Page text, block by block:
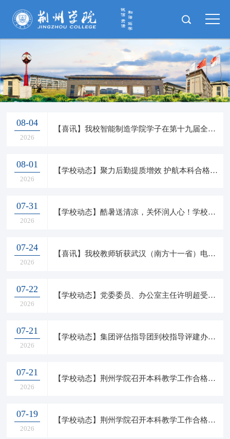
08-04
2026
【喜讯】我校智能制造学院学子在第十九届全国大学生先进成图大赛斩获佳绩！
08-01
2026
【学校动态】聚力后勤提质增效 护航本科合格评估 —— 集团后勤保障评估经验交流会在我校顺利举办
07-31
2026
【学校动态】酷暑送清凉，关怀润人心！学校领导走访慰问暑期在岗教职工
07-24
2026
【喜讯】我校教师斩获武汉（南方十一省）电工理论学会教学竞赛决赛特等奖
07-22
2026
【学校动态】党委委员、办公室主任许明超受邀为公安县委党校开展专题宣讲
07-21
2026
【学校动态】集团评估指导团到校指导评建办公室工作并召开专题座谈交流会
07-21
2026
【学校动态】荆州学院召开本科教学工作合格评估阶段性检查验收指导反馈会
07-19
2026
【学校动态】荆州学院召开本科教学工作合格评估阶段性检查验收指导团队见面会